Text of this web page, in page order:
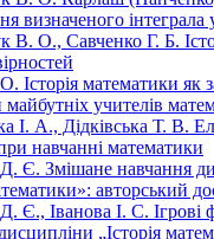
визначеного інтеграла
В. О., Савченко Г. Б.
Історія математики як
майбутніх учителів
І. А., Дідківська Т. В.
навчанні математики
Є. Змішане навчання
авторський
Є., Іванова І. С. Ігрові
„Історія